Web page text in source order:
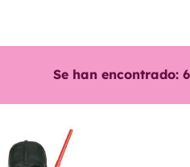
Se han encontrado: 6